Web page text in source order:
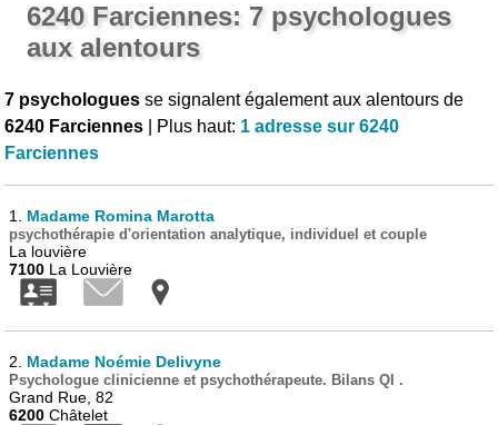
6240 Farciennes: 7 psychologues
aux alentours
7 psychologues se signalent également aux alentours de
6240 Farciennes | Plus haut: 1 adresse sur 6240
Farciennes
1. Madame Romina Marotta
psychothérapie d'orientation analytique, individuel et couple
La louvière
7100 La Louvière
2. Madame Noémie Delivyne
Psychologue clinicienne et psychothérapeute. Bilans QI .
Grand Rue, 82
6200 Châtelet